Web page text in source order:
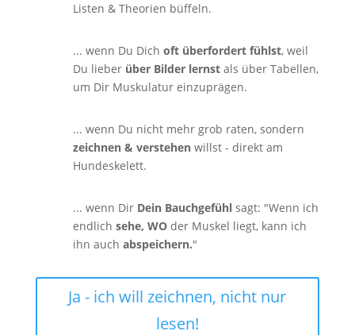
Listen & Theorien büffeln.
... wenn Du Dich oft überfordert fühlst, weil
Du lieber über Bilder lernstals über Tabellen,
um Dir Muskulatur einzuprägen.
... wenn Du nicht mehr grob raten, sondern
zeichnen & verstehenwillst - direkt am
Hundeskelett.
... wenn Dir Dein Bauchgefühlsagt: "Wenn ich
endlich sehe, WOder Muskel liegt, kann ich
ihn auch abspeichern."
Ja - ich will zeichnen, nicht nur
lesen!